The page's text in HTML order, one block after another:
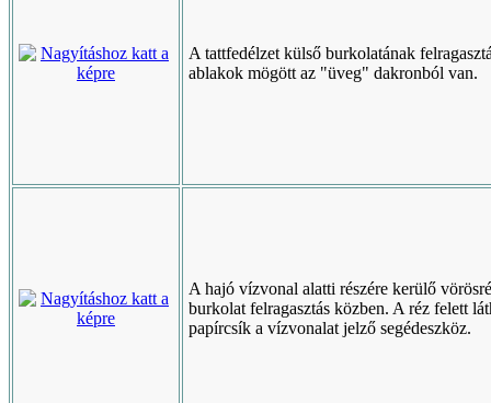
A tattfedélzet külső burkolatának
ablakok mögött az "üveg" dakronból van.
A hajó vízvonal alatti részére kerülő
burkolat felragasztás közben. A réz felett
papírcsík a vízvonalat jelző segédeszköz.